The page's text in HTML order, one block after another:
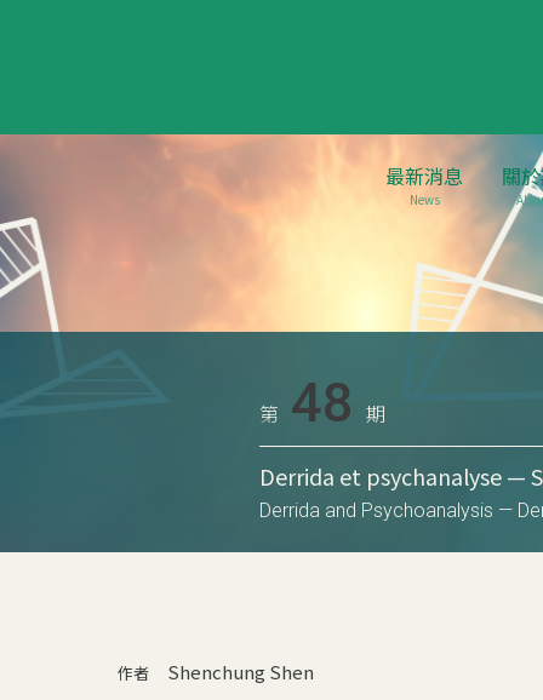
最新消息
News
關
第 48 期
Derrida et psychanalyse —
Derrida and Psychoanalysis —
作者 Shenchung Shen